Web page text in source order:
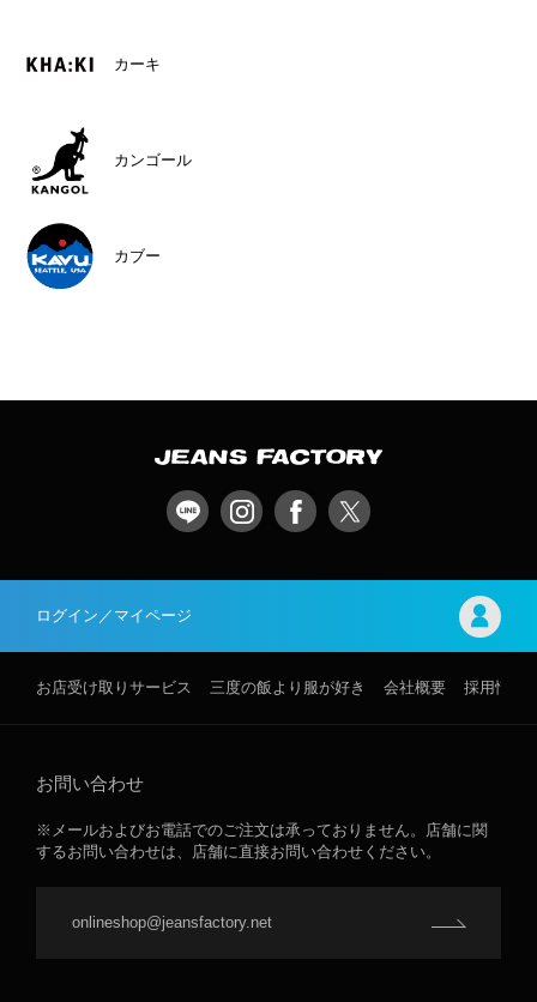
カーキ
カンゴール
カブー
ログイン／マイページ
お店受け取りサービス 三度の飯より服が好き 会社概要 採用情報
お問い合わせ
※メールおよびお電話でのご注文は承っておりません。店舗に関
するお問い合わせは、店舗に直接お問い合わせください。
onlineshop@jeansfactory.net